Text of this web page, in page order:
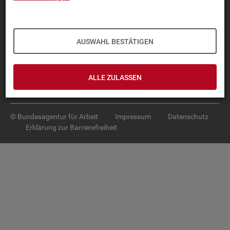
AUSWAHL BESTÄTIGEN
ALLE ZULASSEN
TOP-PRO­DUK­TE
SER­VICE
© Bundesagentur für Arbeit Impressum
Datenschutz
Erklärung zur Barrierefreiheit